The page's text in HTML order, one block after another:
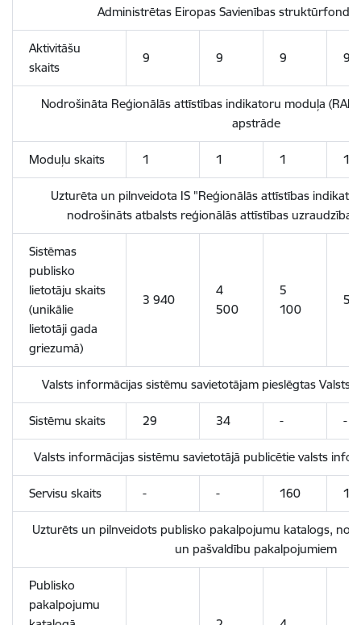
Administrētas Eiropas Savienības struktūrfondu
Aktivitāšu
skaits
9 9 9 9
Nodrošināta Reģionālās attīstības indikatoru moduļa
apstrāde
Moduļu skaits 1 1 1 1
Uzturēta un pilnveidota IS "Reģionālās attīstības
nodrošināts atbalsts reģionālās attīstības uzraudzībai
Sistēmas
publisko
lietotāju skaits
(unikālie
lietotāji gada
griezumā)
3 940
4
500
5
100
5
Valsts informācijas sistēmu savietotājam pieslēgtas Valsts
Sistēmu skaits 29 34 - -
Valsts informācijas sistēmu savietotājā publicētie valsts
Servisu skaits - - 160
Uzturēts un pilnveidots publisko pakalpojumu katalogs,
un pašvaldību pakalpojumiem
Publisko
pakalpojumu